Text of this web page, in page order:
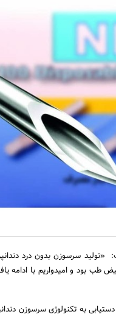
«تولید سرسوزن بدون درد
طب بود و امیدواریم با ادامه
و گفت: «از سال 1395 فرایندی 3 ساله برای دستیابی به تکنولوژی